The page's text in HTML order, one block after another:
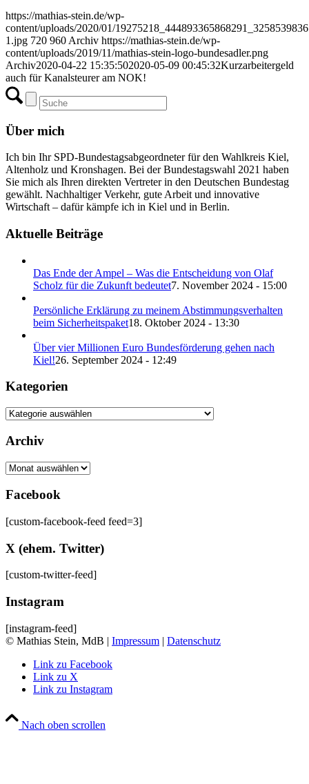
https://mathias-stein.de/wp-
content/uploads/2020/01/
1.jpg 720 960 Archiv https://mathias-stein.de/wp-
content/uploads/2019/11/mathias-stein-logo-bundesadler.png
Archiv2020-04-22 15:35:502020-05-09 00:45:32Kurzarbeitergeld
auch für Kanalsteurer am NOK!
Über mich
Ich bin Ihr SPD-Bundestagsabgeordneter für den Wahlkreis Kiel,
Altenholz und Kronshagen. Bei der Bundestagswahl 2021 haben
Sie mich als Ihren direkten Vertreter in den Deutschen Bundestag
gewählt. Nachhaltiger Verkehr, gute Arbeit und innovative
Wirtschaft – dafür kämpfe ich in Kiel und in Berlin.
Aktuelle Beiträge
Das Ende der Ampel – Was die Entscheidung von Olaf
Scholz für die Zukunft bedeutet7. November 2024 - 15:00
Persönliche Erklärung zu meinem Abstimmungsverhalten
beim Sicherheitspaket18. Oktober 2024 - 13:30
Über vier Millionen Euro Bundesförderung gehen nach
Kiel!26. September 2024 - 12:49
Kategorien
Kategorien
Archiv
Archiv
Facebook
[custom-facebook-feed feed=3]
X (ehem. Twitter)
[custom-twitter-feed]
Instagram
[instagram-feed]
© Mathias Stein, MdB | Impressum | Datenschutz
Link zu Facebook
Link zu X
Link zu Instagram
Nach oben scrollen